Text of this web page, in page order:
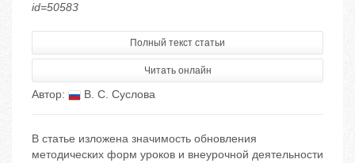
id=50583
Полный текст статьи
Читать онлайн
Автор: В. С. Суслова
В статье изложена значимость обновления
методических форм уроков и внеурочной деятельности